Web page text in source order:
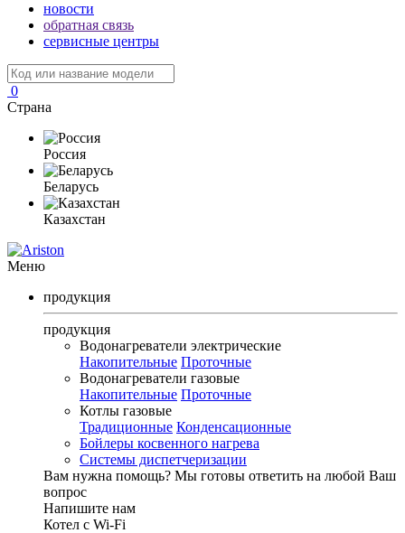
новости
обратная связь
сервисные центры
0
Страна
Россия
Беларусь
Казахстан
Меню
продукция
продукция
Водонагреватели электрические
Накопительные Проточные
Водонагреватели газовые
Накопительные Проточные
Котлы газовые
Традиционные Конденсационные
Бойлеры косвенного нагрева
Системы диспетчеризации
Вам нужна помощь? Мы готовы ответить на любой Ваш
вопрос
Напишите нам
Котел с Wi-Fi